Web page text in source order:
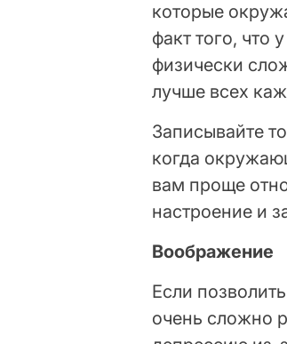
которые
факт того, что
физически
лучше всех
Записывайте
когда
вам проще
настроение и
Воображение
Если
очень сложно